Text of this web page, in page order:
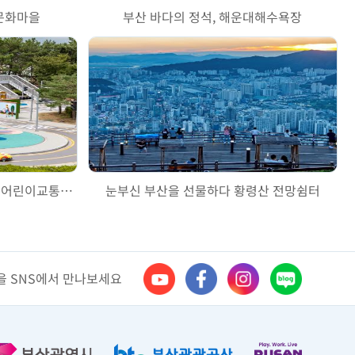
화마을 부산 바다의 정석, 해운대해수욕장
어린이들의 교통안전교육은 구포어린이교통공원에서 눈부신 부산을 선물하다 황령산 전망쉼터
SNS에서 만나보세요